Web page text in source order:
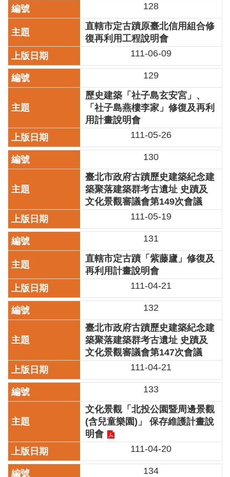
聯
絡
資
影
音
專
回
首
頁
網
導
陳
情
系
雙
語
詞
彙
北
English
易
專
區
廉
政
平
128
直轄市定古蹟原臺北信用組合修
復再利用工程說明會
111-06-09
129
歷史建築「社子島玄安宮」、
「社子島燕樓李家」修復及再利
用計畫說明會
111-05-26
130
臺北市政府古蹟歷史建築紀念建
築聚落建築群考古遺址 史蹟及
文化景觀審議會第149次會議
111-05-19
131
直轄市定古蹟「紫藤廬」修復及
再利用計畫說明會
111-04-21
132
臺北市政府古蹟歷史建築紀念建
築聚落建築群考古遺址 史蹟及
文化景觀審議會第147次會議
111-04-21
133
文化景觀「北投公園暨周邊景觀
(含兒童樂園)」 保存維護計畫說
明會
111-04-20
134